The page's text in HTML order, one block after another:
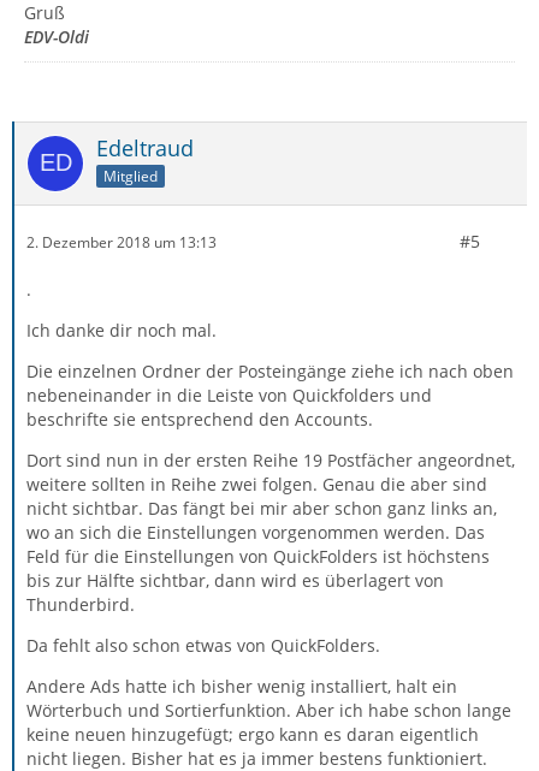
Gruß
EDV-Oldi
Edeltraud
Mitglied
2. Dezember 2018 um 13:13 #5
.
Ich danke dir noch mal.
Die einzelnen Ordner der Posteingänge ziehe ich nach oben
nebeneinander in die Leiste von Quickfolders und
beschrifte sie entsprechend den Accounts.
Dort sind nun in der ersten Reihe 19 Postfächer angeordnet,
weitere sollten in Reihe zwei folgen. Genau die aber sind
nicht sichtbar. Das fängt bei mir aber schon ganz links an,
wo an sich die Einstellungen vorgenommen werden. Das
Feld für die Einstellungen von QuickFolders ist höchstens
bis zur Hälfte sichtbar, dann wird es überlagert von
Thunderbird.
Da fehlt also schon etwas von QuickFolders.
Andere Ads hatte ich bisher wenig installiert, halt ein
Wörterbuch und Sortierfunktion. Aber ich habe schon lange
keine neuen hinzugefügt; ergo kann es daran eigentlich
nicht liegen. Bisher hat es ja immer bestens funktioniert.